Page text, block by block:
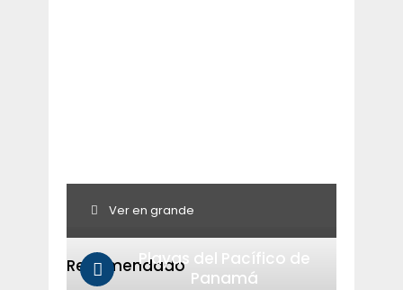
Ver en grande
RecomendadoPlayas del Pacífico de
Panamá